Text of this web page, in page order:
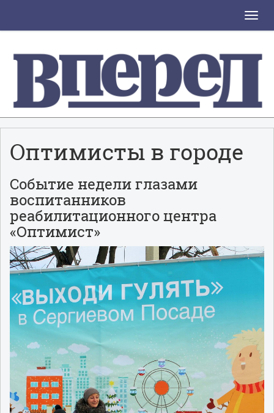
Toggle
Оптимисты в городе
Событие недели глазами
воспитанников
реабилитационного центра
«Оптимист»